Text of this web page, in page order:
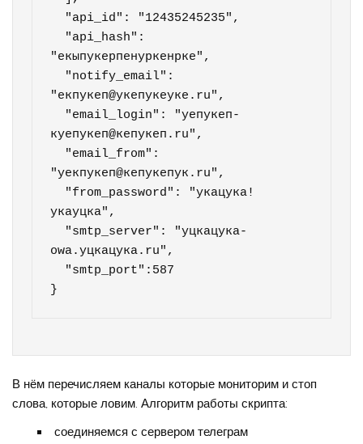
"екыпукерпенуркенрке",
"екпукеп@укепукеуке.ru",
куепукеп@кепукеп.ru",
"уекпукеп@кепукепук.ru",
укауцка",
owa.уцкацука.ru",
}
В нём перечисляем каналы которые мониторим и стоп
слова, которые ловим. Алгоритм работы скрипта:
соединяемся с сервером телеграм